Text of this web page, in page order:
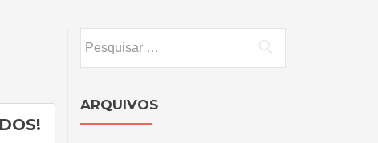
por:
ARQUIVOS